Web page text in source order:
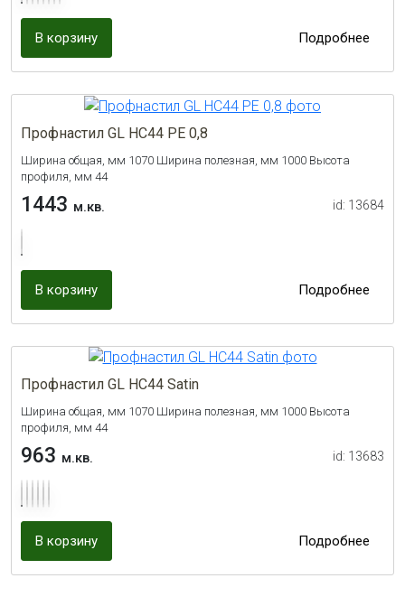
В корзину Подробнее
Профнастил GL НС44 PE 0,8
Ширина общая, мм 1070 Ширина полезная, мм 1000 Высота
профиля, мм 44
1443 м.кв. id: 13684
В корзину Подробнее
Профнастил GL НС44 Satin
Ширина общая, мм 1070 Ширина полезная, мм 1000 Высота
профиля, мм 44
963 м.кв. id: 13683
В корзину Подробнее